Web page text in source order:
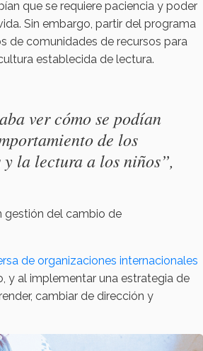
que se requiere paciencia y poder
Sin embargo, partir del programa
de comunidades de recursos para
establecida de lectura.
ver cómo se podían
de los
la lectura a los niños”,
gestión del cambio de
de organizaciones internacionales
y al implementar una estrategia de
cambiar de dirección y